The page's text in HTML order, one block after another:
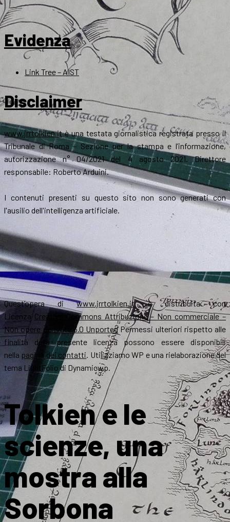
Evidenza
Link Tree – AIST
Disclaimer
www.jrrtolkien.itè una testata giornalistica registrata presso il
Tribunale di Roma - Sezione per la stampa e l’informazione,
autorizzazione n° 04/2021 del 4 agosto 2021. Direttore
responsabile: Roberto Arduini.
I contenuti presenti su questo sito non sono generati con
l'ausilio dell'intelligenza artificiale.
Quest’opera diwww.jrrtolkien.itè distribuita con
Licenza Creative Commons Attribuzione – Non commerciale –
Non opere derivate 3.0 UnportedPermessi ulteriori rispetto alle
finalità della presente licenza possono essere disponibili
nella pagina dei contatti. Utilizziamo WP e una rielaborazione del
tema LightFolio di Dynamicwp.
Tolkien e le
scienze, una
mostra alla
Sorbona